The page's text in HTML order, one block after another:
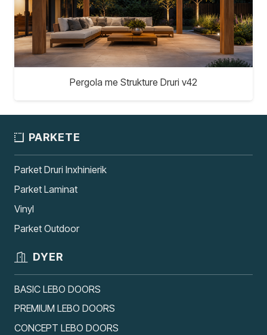
Pergola me Strukture Druri v42
PARKETE
Parket Druri Inxhinierik
Parket Laminat
Vinyl
Parket Outdoor
DYER
BASIC LEBO DOORS
PREMIUM LEBO DOORS
CONCEPT LEBO DOORS